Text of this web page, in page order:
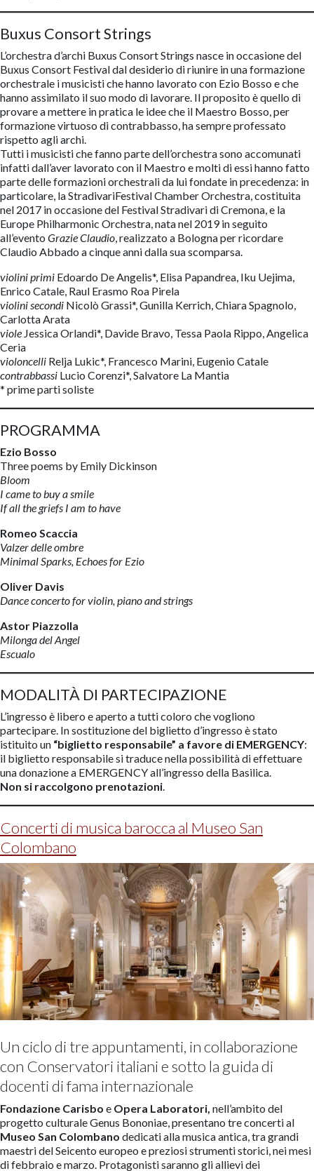
Buxus Consort Strings
L’orchestra d’archi Buxus Consort Strings nasce in occasione del
Buxus Consort Festival dal desiderio di riunire in una formazione
orchestrale i musicisti che hanno lavorato con Ezio Bosso e che
hanno assimilato il suo modo di lavorare. Il proposito è quello di
provare a mettere in pratica le idee che il Maestro Bosso, per
formazione virtuoso di contrabbasso, ha sempre professato
rispetto agli archi.
Tutti i musicisti che fanno parte dell’orchestra sono accomunati
infatti dall’aver lavorato con il Maestro e molti di essi hanno fatto
parte delle formazioni orchestrali da lui fondate in precedenza: in
particolare, la StradivariFestival Chamber Orchestra, costituita
nel 2017 in occasione del Festival Stradivari di Cremona, e la
Europe Philharmonic Orchestra, nata nel 2019 in seguito
all’evento Grazie Claudio, realizzato a Bologna per ricordare
Claudio Abbado a cinque anni dalla sua scomparsa.
violini primi Edoardo De Angelis*, Elisa Papandrea, Iku Uejima,
Enrico Catale, Raul Erasmo Roa Pirela
violini secondi Nicolò Grassi*, Gunilla Kerrich, Chiara Spagnolo,
Carlotta Arata
viole Jessica Orlandi*, Davide Bravo, Tessa Paola Rippo, Angelica
Ceria
violoncelli Relja Lukic*, Francesco Marini, Eugenio Catale
contrabbassi Lucio Corenzi*, Salvatore La Mantia
* prime parti soliste
PROGRAMMA
Ezio Bosso
Three poems by Emily Dickinson
Bloom
I came to buy a smile
If all the griefs I am to have
Romeo Scaccia
Valzer delle ombre
Minimal Sparks, Echoes for Ezio
Oliver Davis
Dance concerto for violin, piano and strings
Astor Piazzolla
Milonga del Angel
Escualo
MODALITÀ DI PARTECIPAZIONE
L’ingresso è libero e aperto a tutti coloro che vogliono
partecipare. In sostituzione del biglietto d’ingresso è stato
istituito un “biglietto responsabile” a favore di EMERGENCY:
il biglietto responsabile si traduce nella possibilità di effettuare
una donazione a EMERGENCY all’ingresso della Basilica.
Non si raccolgono prenotazioni.
Concerti di musica barocca al Museo San
Colombano
Un ciclo di tre appuntamenti, in collaborazione
con Conservatori italiani e sotto la guida di
docenti di fama internazionale
Fondazione Carisbo e Opera Laboratori, nell’ambito del
progetto culturale Genus Bononiae, presentano tre concerti al
Museo San Colombano dedicati alla musica antica, tra grandi
maestri del Seicento europeo e preziosi strumenti storici, nei mesi
di febbraio e marzo. Protagonisti saranno gli allievi dei